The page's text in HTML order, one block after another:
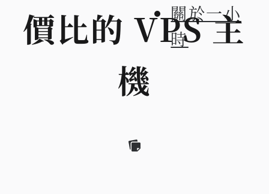
關於一小
時
價比的 VPS 主
機